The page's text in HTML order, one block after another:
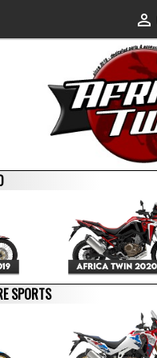

SPORTS